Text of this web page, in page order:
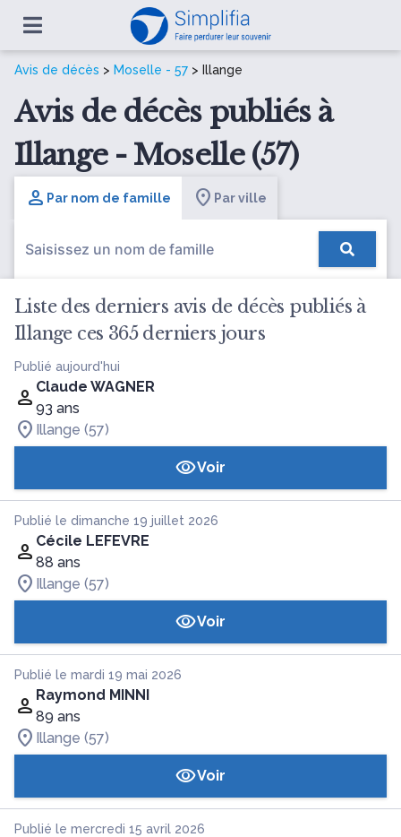
Avis de décès > Moselle - 57 > Illange
Avis de décès publiés à
Illange - Moselle (57)
Par nom de famille Par ville
Liste des derniers avis de décès publiés à
Illange ces 365 derniers jours
Publié aujourd'hui
Claude WAGNER
93 ans
Illange (57)
Voir
Publié le dimanche 19 juillet 2026
Cécile LEFEVRE
88 ans
Illange (57)
Voir
Publié le mardi 19 mai 2026
Raymond MINNI
89 ans
Illange (57)
Voir
Publié le mercredi 15 avril 2026